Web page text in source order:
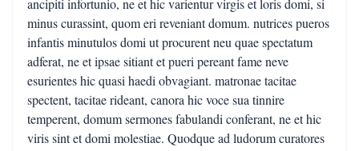
ancipiti infortunio, ne et hic varientur virgis et loris domi, si
minus curassint, quom eri reveniant domum. nutrices pueros
infantis minutulos domi ut procurent neu quae spectatum
adferat, ne et ipsae sitiant et pueri pereant fame neve
esurientes hic quasi haedi obvagiant. matronae tacitae
spectent, tacitae rideant, canora hic voce sua tinnire
temperent, domum sermones fabulandi conferant, ne et hic
viris sint et domi molestiae. Quodque ad ludorum curatores